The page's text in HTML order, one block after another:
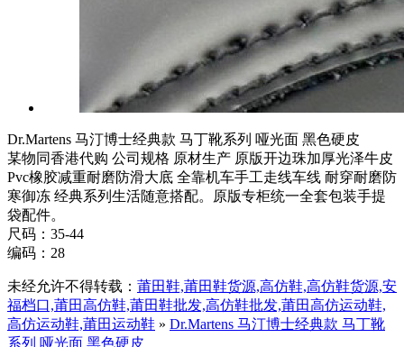
Dr.Martens 马汀博士经典款 马丁靴系列 哑光面 黑色硬皮
某物同香港代购 公司规格 原材生产 原版开边珠加厚光泽牛皮
Pvc橡胶减重耐磨防滑大底 全靠机车手工走线车线 耐穿耐磨防
寒御冻 经典系列生活随意搭配。原版专柜统一全套包装手提
袋配件。
尺码：35-44
编码：28
未经允许不得转载： 莆田鞋,莆田鞋货源,高仿鞋,高仿鞋货源,安
福档口,莆田高仿鞋,莆田鞋批发,高仿鞋批发,莆田高仿运动鞋,
高仿运动鞋,莆田运动鞋 » Dr.Martens 马汀博士经典款 马丁靴
系列 哑光面 黑色硬皮